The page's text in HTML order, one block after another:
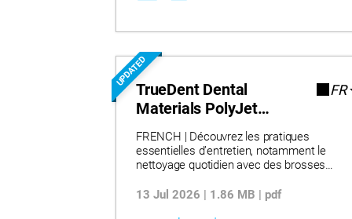
UPDATED
TrueDent Dental
Materials PolyJet
Patient Care Guide
Brochure
FR
FRENCH | Découvrez les pratiques
essentielles d’entretien, notamment le
nettoyage quotidien avec des brosses
nettoyants pour prothèses ou du savon
13 Jul 2026 | 1.86 MB | pdf